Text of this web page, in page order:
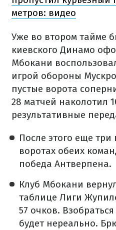
метров: видео
Уже во втором тайме
киевского Динамо
Мбокани
игрой обороны
пустые ворота
28 матчей наколотил
результативные
После этого еще
воротах обеих
победа Антверпена.
Клуб Мбокани
таблице Лиги
57 очков.
будет нереально.